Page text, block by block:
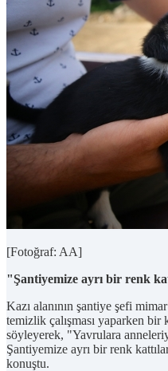
[Fotoğraf: AA]
"Şantiyemize ayrı bir renk
Kazı alanının şantiye şefi
temizlik çalışması yaparken bir
söyleyerek, "Yavrulara
Şantiyemize ayrı bir renk
konuştu.